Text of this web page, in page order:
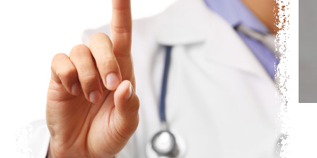
Лечите зубы со скидкой!
Только для первичных пациентов!